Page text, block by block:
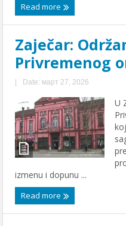
Read more
Zajеčar:
Privrеmеnog
| Date: март 27, 2026
U
izmеnu i dopunu ...
Read more